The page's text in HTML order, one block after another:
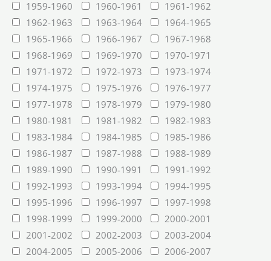
1959-1960
1960-1961
1961-1962
1962-1963
1963-1964
1964-1965
1965-1966
1966-1967
1967-1968
1968-1969
1969-1970
1970-1971
1971-1972
1972-1973
1973-1974
1974-1975
1975-1976
1976-1977
1977-1978
1978-1979
1979-1980
1980-1981
1981-1982
1982-1983
1983-1984
1984-1985
1985-1986
1986-1987
1987-1988
1988-1989
1989-1990
1990-1991
1991-1992
1992-1993
1993-1994
1994-1995
1995-1996
1996-1997
1997-1998
1998-1999
1999-2000
2000-2001
2001-2002
2002-2003
2003-2004
2004-2005
2005-2006
2006-2007